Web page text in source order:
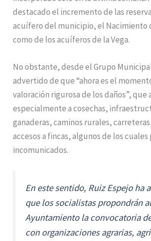
destacado el incremento de las
acuífero del municipio, el Nacimiento
como de los acuíferos de la Vega.
No obstante, desde el Grupo
advertido de que “ahora es el
valoración rigurosa de los daños”, que
especialmente a cosechas,
ganaderas, caminos rurales,
accesos a fincas, algunos de los
incomunicados.
En este sentido, Ruiz Espejo ha
que los socialistas propondrán
Ayuntamiento la convocatoria
con organizaciones agrarias,